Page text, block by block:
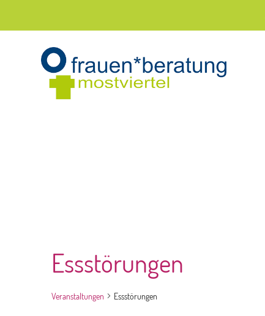
Essstörungen
Veranstaltungen Essstörungen